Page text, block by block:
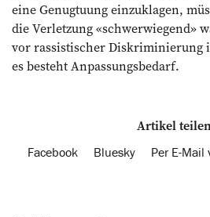
eine Genugtuung einzuklagen,
die Verletzung «schwerwiegend»
vor rassistischer Diskriminierung
es besteht Anpassungsbedarf.
Artikel
Facebook Bluesky Per E-Mail